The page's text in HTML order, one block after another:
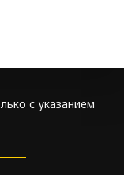
с указанием